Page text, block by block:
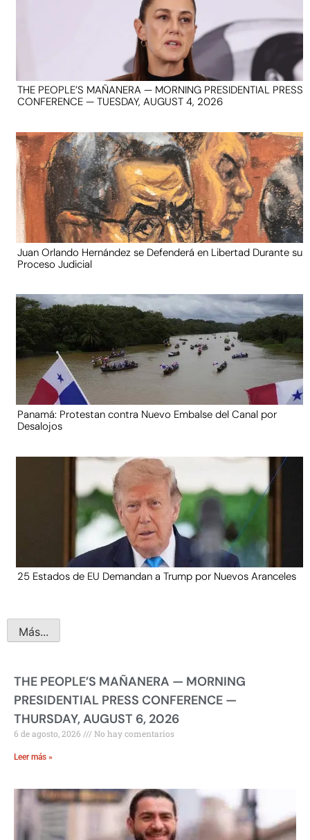
THE PEOPLE’S MAÑANERA — MORNING PRESIDENTIAL PRESS
CONFERENCE — TUESDAY, AUGUST 4, 2026
Juan Orlando Hernández se Defenderá en Libertad Durante su
Proceso Judicial
Panamá: Protestan contra Nuevo Embalse del Canal por
Desalojos
25 Estados de EU Demandan a Trump por Nuevos Aranceles
Más...
THE PEOPLE’S MAÑANERA — MORNING
PRESIDENTIAL PRESS CONFERENCE —
THURSDAY, AUGUST 6, 2026
6 de agosto, 2026 No hay comentarios
Leer más »